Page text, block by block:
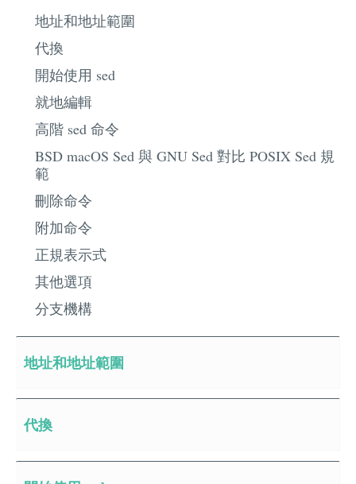
地址和地址範圍
代換
開始使用 sed
就地編輯
高階 sed 命令
BSD macOS Sed 與 GNU Sed 對比 POSIX Sed 規
範
刪除命令
附加命令
正規表示式
其他選項
分支機構
地址和地址範圍
代換